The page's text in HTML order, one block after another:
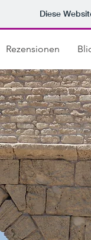
Diese
Rezensionen